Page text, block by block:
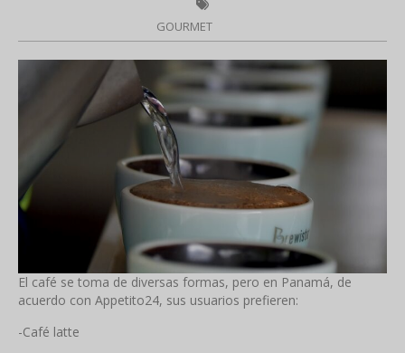
GOURMET
El café se toma de diversas formas, pero en Panamá, de
acuerdo con Appetito24, sus usuarios prefieren:
-Café latte